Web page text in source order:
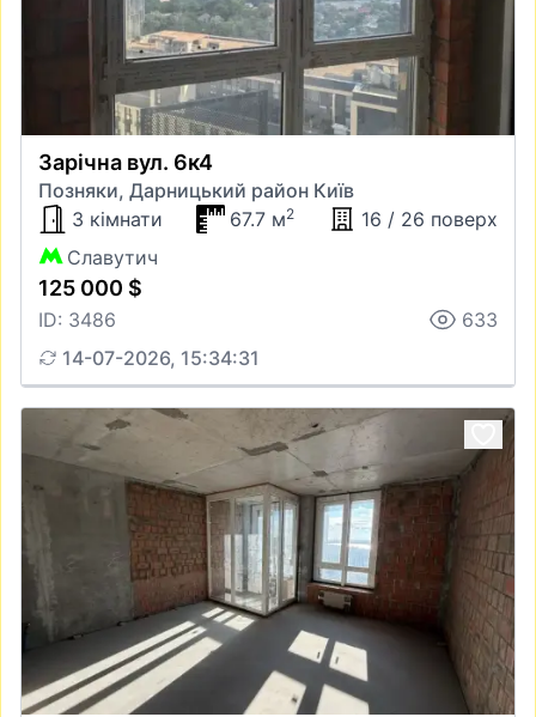
Зарічна вул. 6к4
Позняки, Дарницький район Київ
3 кімнати
67.7 м2
16 / 26 поверх
Славутич
125 000 $
ID: 3486
633
14-07-2026, 15:34:31